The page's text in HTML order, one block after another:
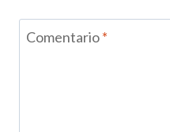
Comentario*